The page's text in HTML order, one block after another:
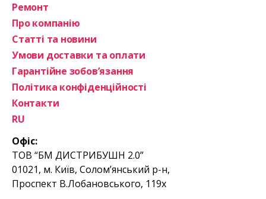
Офіс:
ТОВ “БМ ДИСТРИБУШН 2.0”
01021, м. Київ, Солом’янський р-н,
Проспект В.Лобановського, 119х
Ремонт
Про компанію
Статті та новини
Умови доставки та оплати
Гарантійне зобов’язання
Політика конфіденційності
Контакти
RU